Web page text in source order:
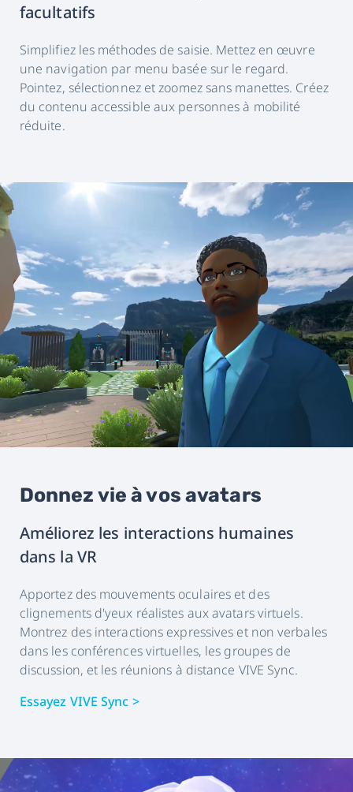
facultatifs
Simplifiez les méthodes de saisie. Mettez en œuvre
une navigation par menu basée sur le regard.
Pointez, sélectionnez et zoomez sans manettes. Créez
du contenu accessible aux personnes à mobilité
réduite.
Donnez vie à vos avatars
Améliorez les interactions humaines
dans la VR
Apportez des mouvements oculaires et des
clignements d'yeux réalistes aux avatars virtuels.
Montrez des interactions expressives et non verbales
dans les conférences virtuelles, les groupes de
discussion, et les réunions à distance VIVE Sync.
Essayez VIVE Sync >